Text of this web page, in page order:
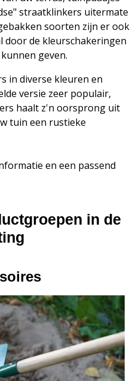
straatklinkers uitermate
soorten zijn er ook
door de kleurschakeringen
geven.
in diverse kleuren en
versie zeer populair,
haalt z'n oorsprong uit
tuin een rustieke
en een passend
in de